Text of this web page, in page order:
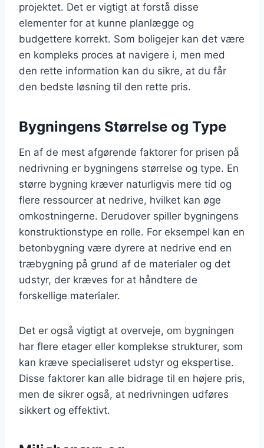
projektet. Det er vigtigt at forstå disse
elementer for at kunne planlægge og
budgettere korrekt. Som boligejer kan det være
en kompleks proces at navigere i, men med
den rette information kan du sikre, at du får
den bedste løsning til den rette pris.
Bygningens Størrelse og Type
En af de mest afgørende faktorer for prisen på
nedrivning er bygningens størrelse og type. En
større bygning kræver naturligvis mere tid og
flere ressourcer at nedrive, hvilket kan øge
omkostningerne. Derudover spiller bygningens
konstruktionstype en rolle. For eksempel kan en
betonbygning være dyrere at nedrive end en
træbygning på grund af de materialer og det
udstyr, der kræves for at håndtere de
forskellige materialer.
Det er også vigtigt at overveje, om bygningen
har flere etager eller komplekse strukturer, som
kan kræve specialiseret udstyr og ekspertise.
Disse faktorer kan alle bidrage til en højere pris,
men de sikrer også, at nedrivningen udføres
sikkert og effektivt.